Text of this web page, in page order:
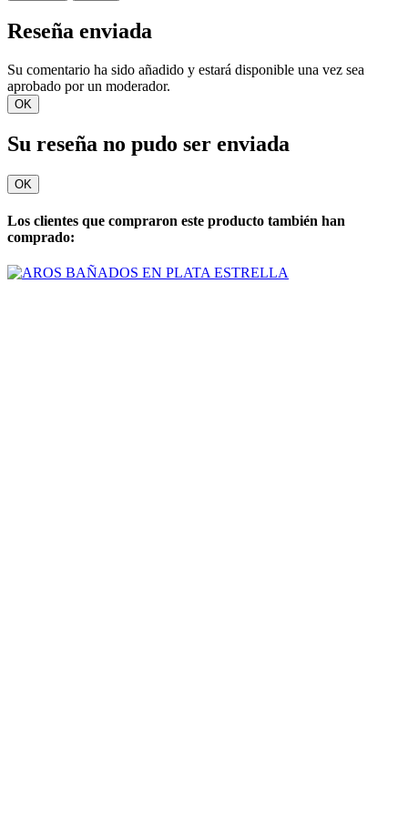
Reseña enviada
Su comentario ha sido añadido y estará disponible una vez sea
aprobado por un moderador.
OK
Su reseña no pudo ser enviada
OK
Los clientes que compraron este producto también han
comprado: